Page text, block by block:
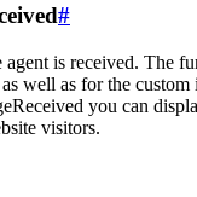
#
is received. The
well as for the custom
you can
visitors.